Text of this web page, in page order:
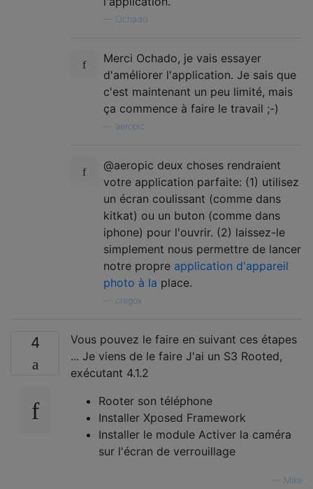
Ochado
Merci Ochado, je vais essayer
d'améliorer l'application. Je sais que
c'est maintenant un peu limité, mais
ça commence à faire le travail ;-)
aeropic
@aeropic deux choses rendraient
votre application parfaite: (1) utilisez
un écran coulissant (comme dans
kitkat) ou un buton (comme dans
iphone) pour l'ouvrir. (2) laissez-le
simplement nous permettre de lancer
notre propre application d'appareil
photo à la place.
cregox
4
Vous pouvez le faire en suivant ces étapes
... Je viens de le faire J'ai un S3 Rooted,
exécutant 4.1.2
Rooter son téléphone
Installer Xposed Framework
Installer le module Activer la caméra
sur l'écran de verrouillage
Mike